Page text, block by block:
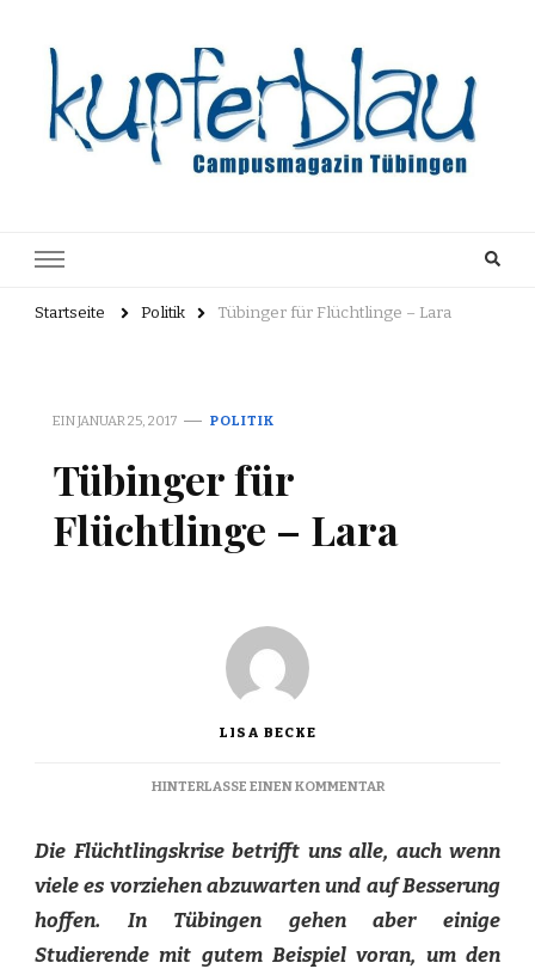
Archiv
Startseite Politik Tübinger für Flüchtlinge – Lara
EINJANUAR 25, 2017 POLITIK
Tübinger für
Flüchtlinge – Lara
LISA BECKE
HINTERLASSE EINEN KOMMENTARZU
FLÜCHTLINGE
LARA
Die Flüchtlingskrise betrifft uns alle, auch wenn
viele es vorziehen abzuwarten und auf Besserung
hoffen. In Tübingen gehen aber einige
Studierende mit gutem Beispiel voran, um den